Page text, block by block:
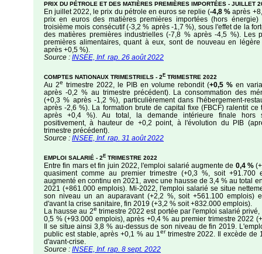
PRIX DU PÉTROLE ET DES MATIÈRES PREMIÈRES IMPORTÉES - JUILLET
En juillet 2022, le prix du pétrole en euros se replie (-4,8 % après
prix en euros des matières premières importées (hors
troisième mois consécutif (-3,2 % après -1,7 %), sous l'effet de la
des matières premières industrielles (-7,8 % après -4,5 %). Les
premières alimentaires, quant à eux, sont de nouveau en
après +0,5 %).
Source : INSEE, Inf. rap. 26 août 2022
COMPTES NATIONAUX TRIMESTRIELS - 2E TRIMESTRE 2022
Au 2e trimestre 2022, le PIB en volume rebondit (+0,5 % en
après -0,2 % au trimestre précédent). La consommation des
(+0,3 % après -1,2 %), particulièrement dans l'hébergement-
après -2,6 %). La formation brute de capital fixe (FBCF) ralentit ce
après +0,4 %). Au total, la demande intérieure finale hors
positivement, à hauteur de +0,2 point, à l'évolution du PIB
trimestre précédent).
Source : INSEE, Inf. rap. 31 août 2022
EMPLOI SALARIÉ - 2E TRIMESTRE 2022
Entre fin mars et fin juin 2022, l'emploi salarié augmente de 0,4 %
quasiment comme au premier trimestre (+0,3 %, soit +91.700
augmenté en continu en 2021, avec une hausse de 3,4 % au total
2021 (+861.000 emplois). Mi-2022, l'emploi salarié se situe
son niveau un an auparavant (+2,2 %, soit +561.100 emplois)
d'avant la crise sanitaire, fin 2019 (+3,2 % soit +832.000 emplois).
La hausse au 2e trimestre 2022 est portée par l'emploi salarié
0,5 % (+93.000 emplois), après +0,4 % au premier trimestre 2022
Il se situe ainsi 3,8 % au-dessus de son niveau de fin 2019.
public est stable, après +0,1 % au 1er trimestre 2022. Il excède de
d'avant-crise.
Source : INSEE, Inf. rap. 8 sept. 2022